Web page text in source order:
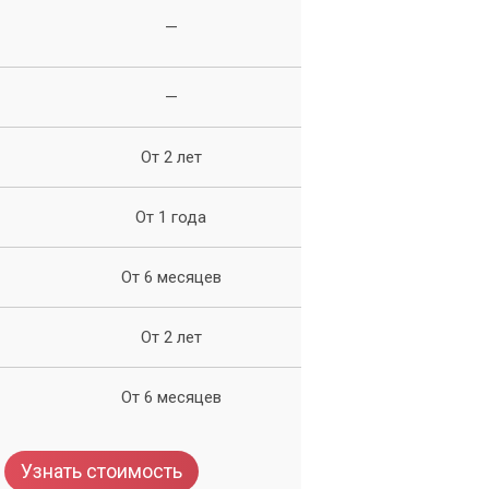
—
—
От 2 лет
От 1 года
От 6 месяцев
От 2 лет
От 6 месяцев
Узнать стоимость